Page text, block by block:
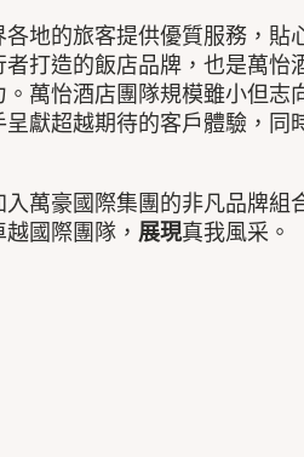
地的旅客提供優質服務，貼
打造的飯店品牌，也是萬怡
萬怡酒店團隊規模雖小但志
獻超越期待的客戶體驗，同
萬豪國際集團的非凡品牌組
越國際團隊， 展現真我風采。